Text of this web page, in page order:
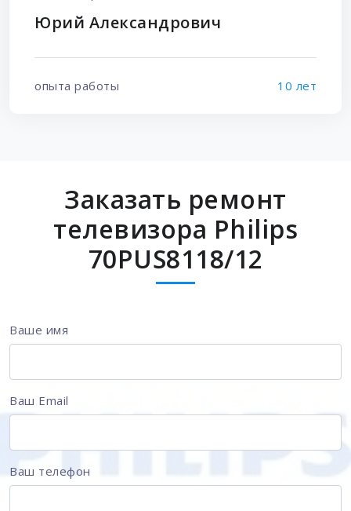
Юрий Александрович
опыта работы 10 лет
Заказать ремонт
телевизора Philips
70PUS8118/12
Ваше имя
Ваш Email
Ваш телефон